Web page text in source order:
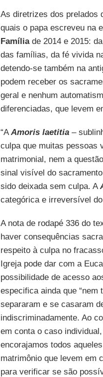
As diretrizes dos prelados
quais o papa escreveu na
Famíliade 2014 e 2015:
das famílias, da fé vivida
detendo-se também na
podem receber os
geral e nenhum
diferenciadas, que levem
“AAmoris laetitia –
culpa que muitas pessoas
matrimonial, nem a
sinal visível do
sido deixada sem culpa. A
categórica e irreversível
A nota de rodapé 336 do
haver consequências
respeito à culpa no
Igreja pode dar com a
possibilidade de acesso
especifica ainda que
separaram e se casaram
indiscriminadamente. Ao
em conta o caso
encorajamos todos
matrimônio que levem em
para verificar se são